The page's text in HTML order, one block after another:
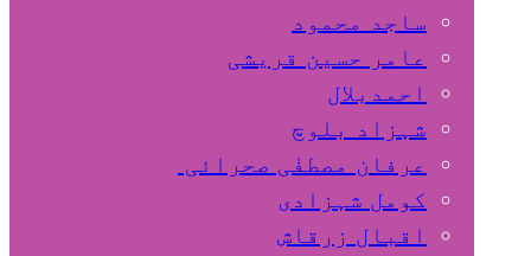
ساجد محمود
عامر حسین قریشی
اﺣﻤﺪﺑﻼل
شہزاد بلوچ
عرفان مصطفٰی صحرائی
کومل شہزادی
اقبال زرقاش